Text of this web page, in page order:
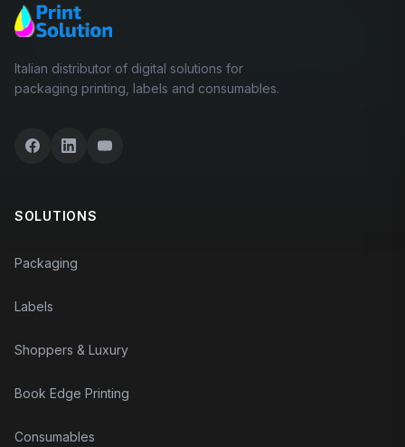
Italian distributor of digital solutions for
packaging printing, labels and consumables.
SOLUTIONS
Packaging
Labels
Shoppers & Luxury
Book Edge Printing
Consumables